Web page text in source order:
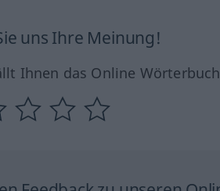
uns Ihre Meinung!
Ihnen das Online